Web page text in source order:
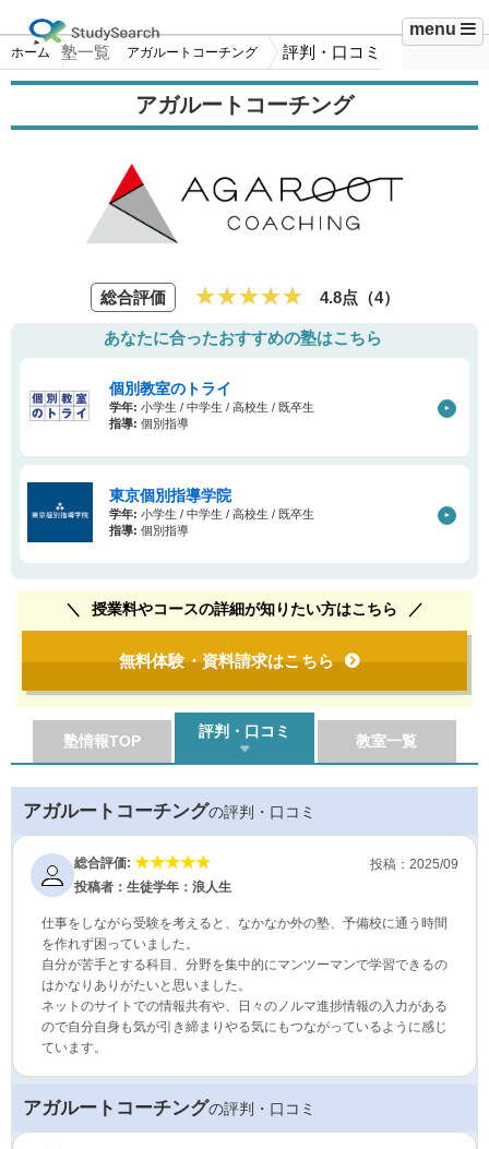
menu
ホーム 塾一覧 アガルートコーチング 評判・口コミ
アガルートコーチング
総合評価 4.8点（4）
あなたに合ったおすすめの塾はこちら
個別教室のトライ
学年: 小学生 / 中学生 / 高校生 / 既卒生
指導: 個別指導
東京個別指導学院
学年: 小学生 / 中学生 / 高校生 / 既卒生
指導: 個別指導
授業料やコースの詳細が知りたい方はこちら
無料体験・資料請求はこちら
塾情報TOP
評判・口コミ
教室一覧
アガルートコーチングの評判・口コミ
投稿：2025/09
総合評価:
投稿者：生徒学年：浪人生
仕事をしながら受験を考えると、なかなか外の塾、予備校に通う時間
を作れず困っていました。
自分が苦手とする科目、分野を集中的にマンツーマンで学習できるの
はかなりありがたいと思いました。
ネットのサイトでの情報共有や、日々のノルマ進捗情報の入力がある
ので自分自身も気が引き締まりやる気にもつながっているように感じ
ています。
アガルートコーチングの評判・口コミ